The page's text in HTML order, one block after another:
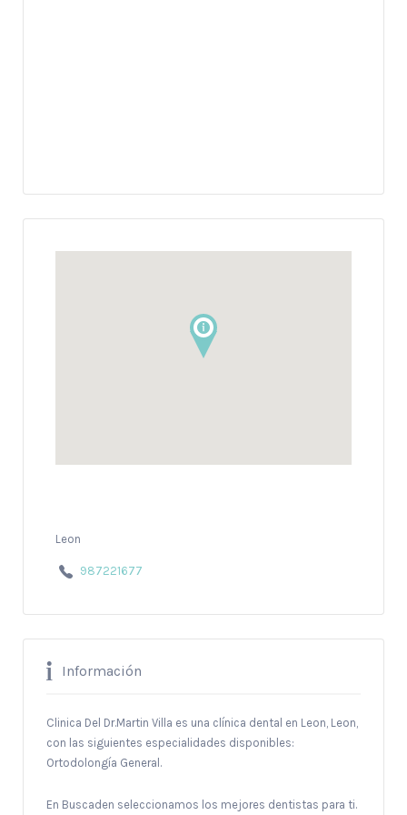
Leon
987221677
Información
Clinica Del Dr.Martin Villa es una clínica dental en Leon, Leon,
con las siguientes especialidades disponibles:
Ortodolongía General.
En Buscaden seleccionamos los mejores dentistas para ti.